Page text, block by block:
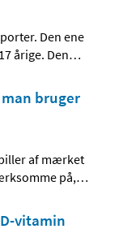
Den ene
årige. Den…
bruger
af mærket
på,…
vitamin